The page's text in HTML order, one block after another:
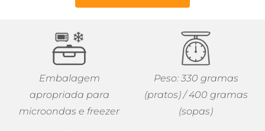
Embalagem
apropriada para
microondas e freezer
Peso: 330 gramas
(pratos) / 400 gramas
(sopas)